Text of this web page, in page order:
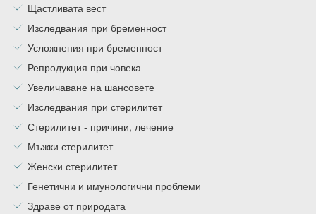
Щастливата вест
Изследвания при бременност
Усложнения при бременност
Репродукция при човека
Увеличаване на шансовете
Изследвания при стерилитет
Стерилитет - причини, лечение
Мъжки стерилитет
Женски стерилитет
Генетични и имунологични проблеми
Здраве от природата